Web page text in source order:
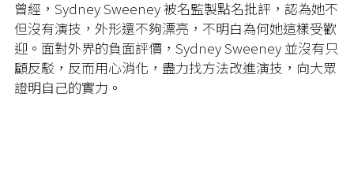
曾經，Sydney Sweeney 被名監製點名批評，認為她不
但沒有演技，外形還不夠漂亮，不明白為何她這樣受歡
迎。面對外界的負面評價，Sydney Sweeney 並沒有只
顧反駁，反而用心消化，盡力找方法改進演技，向大眾
證明自己的實力。